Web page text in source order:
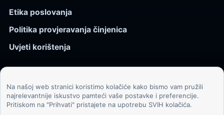
Etika poslovanja
Politika provjeravanja činjenica
Uvjeti korištenja
© 2026 Kozmos.hr. Sva prava pridržana.
Svemir, znanost, tehnologija i velike ideje za znatiželjne
Na našoj web stranici koristimo kolačiće kako bismo vam pružili
najrelevantnije iskustvo pamteći vaše postavke i preferencije.
Pritiskom na "Prihvati" pristajete na upotrebu SVIH kolačića.